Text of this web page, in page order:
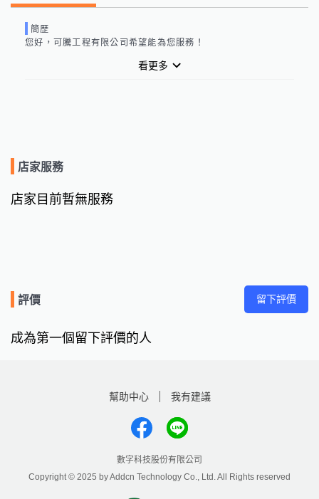
簡歷
您好， 可騰工程有限公司 希望能為您服務！
看更多
店家服務
店家目前暫無服務
評價 留下評價
成為第一個留下評價的人
幫助中心 我有建議
數字科技股份有限公司
Copyright © 2025 by Addcn Technology Co., Ltd. All Rights reserved